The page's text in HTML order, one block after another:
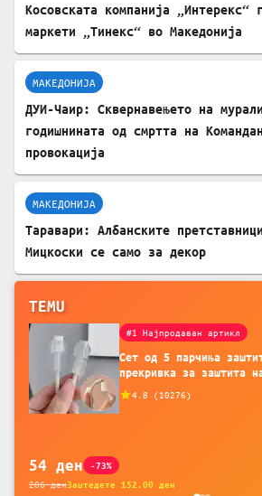
Косовската компанија „Интерекс“
маркети „Тинекс“ во Македонија
МАКЕДОНИЈА
ДУИ-Чаир: Сквернавењето на
годишнината од смртта на
провокација
МАКЕДОНИЈА
Таравари: Албанските
Мицкоски се само за декор
TEMU
#1 Најпродаван артикл
Сет од 5 парчиња
прекривка за заштита
додатоци за заштита
батерија, за мобилни
4.8 ( 10276)
54 ден -73%
206денЗаштедете 152.00 ден